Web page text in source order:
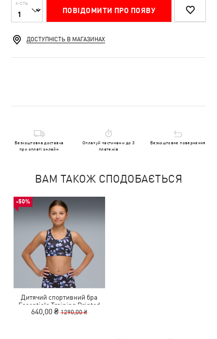
К-СТЬ
ПОВІДОМИТИ ПРО ПОЯВУ
ДОСТУПНІСТЬ В МАГАЗИНАХ
Безкоштовна доставка
при оплаті онлайн
Оплачуй частинами до 3
платежів
Безкоштовне повернення
ВАМ ТАКОЖ СПОДОБАЄТЬСЯ
-50%
Дитячий спортивний бра
Essentials Training Printed
Bra Youth
640,00 ₴1290,00 ₴